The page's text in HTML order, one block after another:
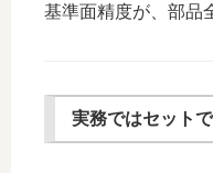
基準面精度が、部品
実務ではセット